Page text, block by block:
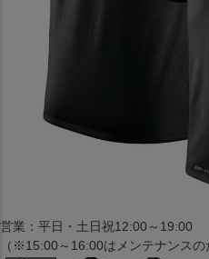
〒101-0061
東京都千代田区神田三崎町２丁目２
営業：平日・土日祝12:00～19:00
（※15:00～16:00はメンテナンスの